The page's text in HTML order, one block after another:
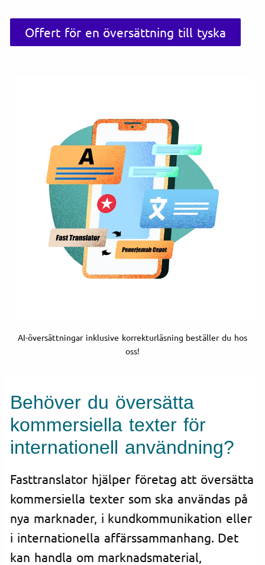
Offert för en översättning till tyska
AI-översättningar inklusive korrekturläsning beställer du hos
oss!
Behöver du översätta
kommersiella texter för
internationell användning?
Fasttranslator hjälper företag att översätta
kommersiella texter som ska användas på
nya marknader, i kundkommunikation eller
i internationella affärssammanhang. Det
kan handla om marknadsmaterial,